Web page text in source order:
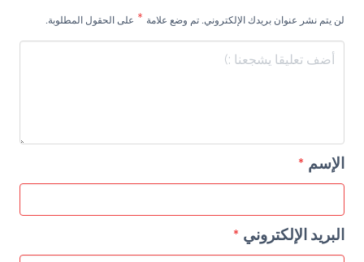
لن يتم نشر عنوان بريدك الإلكتروني. تم وضع علامة * على الحقول المطلوبة.
الإسم *
البريد الإلكتروني *